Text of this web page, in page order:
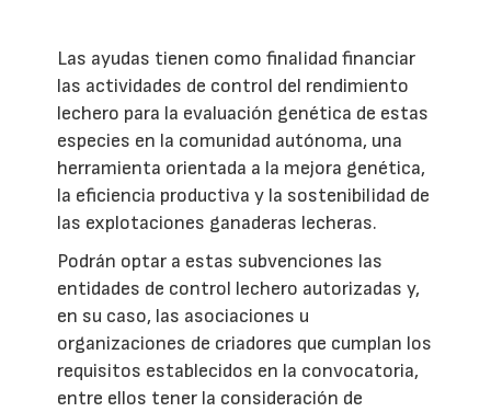
Las ayudas tienen como finalidad financiar
las actividades de control del rendimiento
lechero para la evaluación genética de estas
especies en la comunidad autónoma, una
herramienta orientada a la mejora genética,
la eficiencia productiva y la sostenibilidad de
las explotaciones ganaderas lecheras.
Podrán optar a estas subvenciones las
entidades de control lechero autorizadas y,
en su caso, las asociaciones u
organizaciones de criadores que cumplan los
requisitos establecidos en la convocatoria,
entre ellos tener la consideración de